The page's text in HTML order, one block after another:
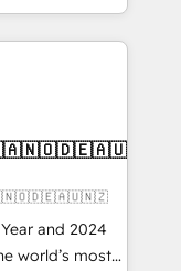
- building
need to
IT (MSP) -
and portal
architecture,
integrations
and 2024
world’s most